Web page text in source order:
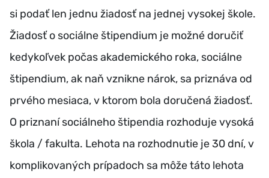
si podať len jednu žiadosť na jednej vysokej škole.
Žiadosť o sociálne štipendium je možné doručiť
kedykoľvek počas akademického roka, sociálne
štipendium, ak naň vznikne nárok, sa priznáva od
prvého mesiaca, v ktorom bola doručená žiadosť.
O priznaní sociálneho štipendia rozhoduje vysoká
škola / fakulta. Lehota na rozhodnutie je 30 dní, v
komplikovaných prípadoch sa môže táto lehota